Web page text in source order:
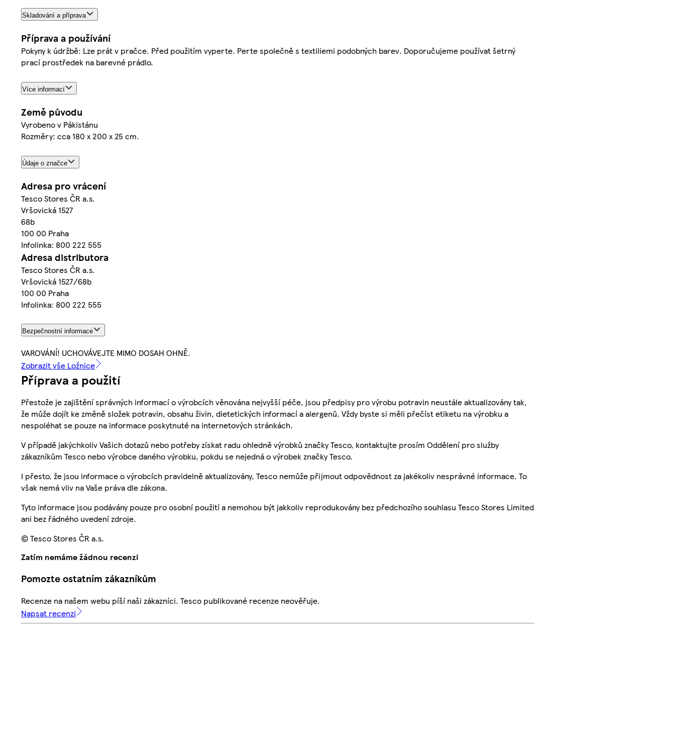
Skladování a příprava
Příprava a používání
Pokyny k údržbě: Lze prát v pračce. Před použitím vyperte. Perte společně s textiliemi podobných barev. Doporučujeme používat šetrný
prací prostředek na barevné prádlo.
Více informací
Země původu
Vyrobeno v Pákistánu
Rozměry: cca 180 x 200 x 25 cm.
Údaje o značce
Adresa pro vrácení
Tesco Stores ČR a.s.
Vršovická 1527
68b
100 00 Praha
Infolinka: 800 222 555
Adresa distributora
Tesco Stores ČR a.s.
Vršovická 1527/68b
100 00 Praha
Infolinka: 800 222 555
Bezpečnostní informace
VAROVÁNÍ! UCHOVÁVEJTE MIMO DOSAH OHNĚ.
Zobrazit vše Ložnice
Příprava a použití
Přestože je zajištění správných informací o výrobcích věnována nejvyšší péče, jsou předpisy pro výrobu potravin neustále aktualizovány tak,
že může dojít ke změně složek potravin, obsahu živin, dietetických informací a alergenů. Vždy byste si měli přečíst etiketu na výrobku a
nespoléhat se pouze na informace poskytnuté na internetových stránkách.
V případě jakýchkoliv Vašich dotazů nebo potřeby získat radu ohledně výrobků značky Tesco, kontaktujte prosím Oddělení pro služby
zákazníkům Tesco nebo výrobce daného výrobku, pokdu se nejedná o výrobek značky Tesco.
I přesto, že jsou informace o výrobcích pravidelně aktualizovány, Tesco nemůže přijmout odpovědnost za jakékoliv nesprávné informace. To
však nemá vliv na Vaše práva dle zákona.
Tyto informace jsou podávány pouze pro osobní použití a nemohou být jakkoliv reprodukovány bez předchozího souhlasu Tesco Stores Limited
ani bez řádného uvedení zdroje.
© Tesco Stores ČR a.s.
Zatím nemáme žádnou recenzi
Pomozte ostatním zákazníkům
Recenze na našem webu píší naši zákazníci. Tesco publikované recenze neověřuje.
Napsat recenzi